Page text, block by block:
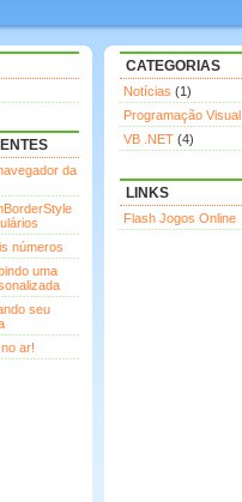
da
números
uma
seu
ar!
CATEGORIAS
Notícias (1)
Programação Visual
VB .NET (4)
LINKS
Flash Jogos Online